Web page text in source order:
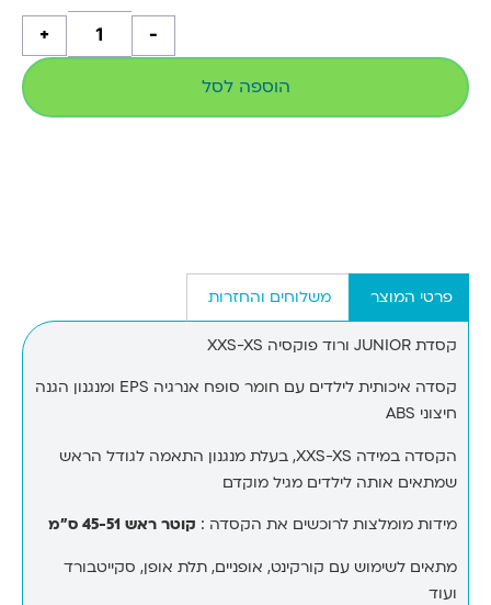
-
+
הוספה לסל
פרטי המוצר משלוחים והחזרות
קסדת JUNIOR ורוד פוקסיה XXS-XS
קסדה איכותית לילדים עם חומר סופח אנרגיה EPS ומנגנון הגנה
חיצוני ABS
הקסדה במידה XXS-XS, בעלת מנגנון התאמה לגודל הראש
שמתאים אותה לילדים מגיל מוקדם
מידות מומלצות לרוכשים את הקסדה : קוטר ראש 45-51 ס”מ
מתאים לשימוש עם קורקינט, אופניים, תלת אופן, סקייטבורד
ועוד